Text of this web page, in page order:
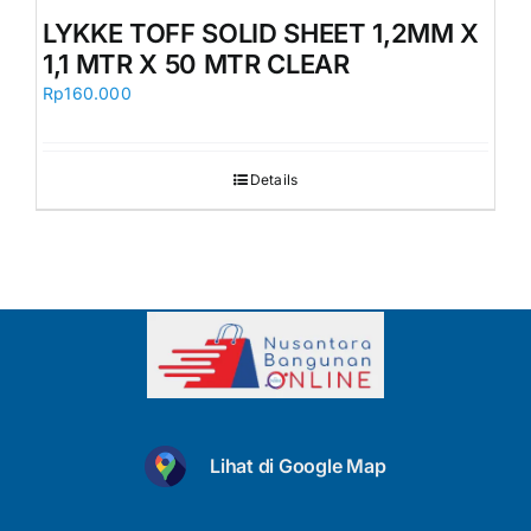
Orders
LYKKE TOFF SOLID SHEET 1,2MM X
1,1 MTR X 50 MTR CLEAR
Rp160.000
Details
Lihat di Google Map